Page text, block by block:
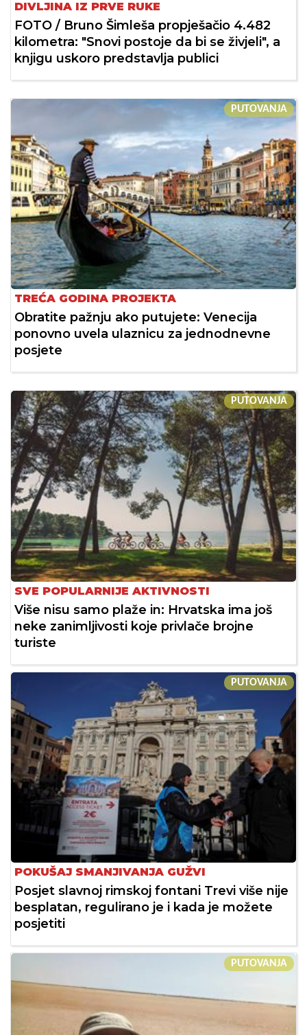
DIVLJINA IZ PRVE RUKE
FOTO / Bruno Šimleša propješačio 4.482
kilometra: "Snovi postoje da bi se živjeli", a
knjigu uskoro predstavlja publici
PUTOVANJA
TREĆA GODINA PROJEKTA
Obratite pažnju ako putujete: Venecija
ponovno uvela ulaznicu za jednodnevne
posjete
PUTOVANJA
SVE POPULARNIJE AKTIVNOSTI
Više nisu samo plaže in: Hrvatska ima još
neke zanimljivosti koje privlače brojne
turiste
PUTOVANJA
POKUŠAJ SMANJIVANJA GUŽVI
Posjet slavnoj rimskoj fontani Trevi više nije
besplatan, regulirano je i kada je možete
posjetiti
PUTOVANJA